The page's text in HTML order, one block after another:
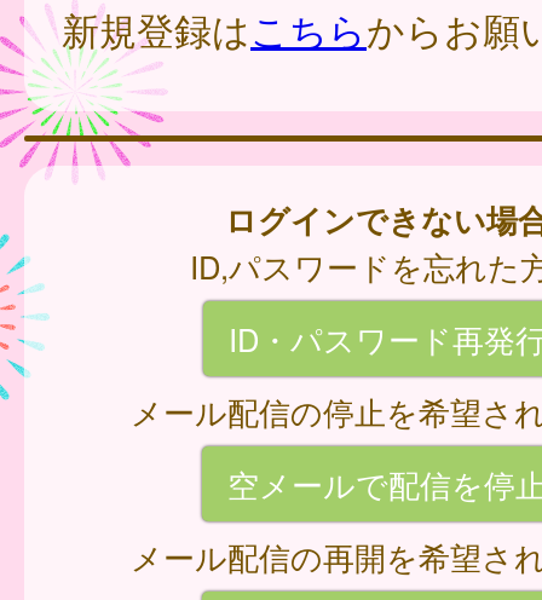
新規登録はこちらからお願
ログインできない場
ID,パスワードを忘れた
ID・パスワード再発
メール配信の停止を希望さ
空メールで配信を停
メール配信の再開を希望さ